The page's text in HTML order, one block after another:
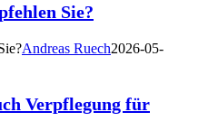
Sie?
Andreas Ruech2026-05-
Verpflegung für